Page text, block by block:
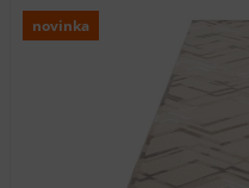
novinka